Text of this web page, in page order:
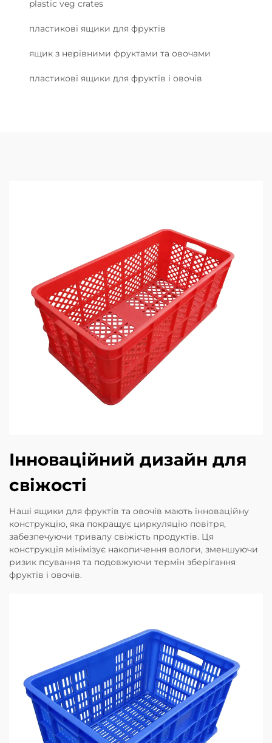
plastic veg crates
пластикові ящики для фруктів
ящик з нерівними фруктами та овочами
пластикові ящики для фруктів і овочів
Інноваційний дизайн для
свіжості
Наші ящики для фруктів та овочів мають інноваційну
конструкцію, яка покращує циркуляцію повітря,
забезпечуючи тривалу свіжість продуктів. Ця
конструкція мінімізує накопичення вологи, зменшуючи
ризик псування та подовжуючи термін зберігання
фруктів і овочів.